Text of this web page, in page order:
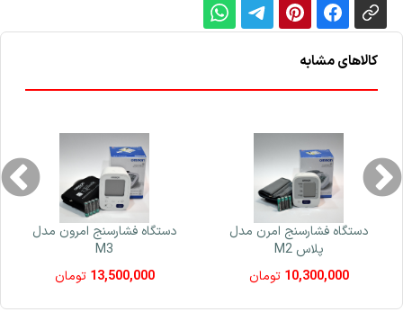
کالاهای مشابه
دستگاه فشارسنج امرن مدل
پلاس M2
10,300,000 تومان
دستگاه فشارسنج امرون مدل
M3
13,500,000 تومان